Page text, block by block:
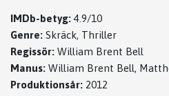
IMDb-betyg:4.9/10
Genre: Skräck, Thriller
Regissör: William Brent Bell
Manus: William Brent Bell,
Produktionsår: 2012